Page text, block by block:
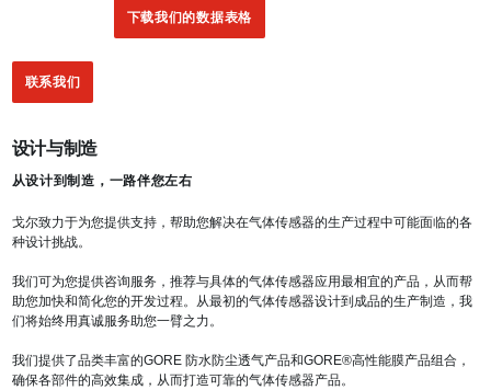
下载我们的数据表格
联系我们
设计与制造
从设计到制造，一路伴您左右
戈尔致力于为您提供支持，帮助您解决在气体传感器的生产过程中可能面临的各
种设计挑战。
我们可为您提供咨询服务，推荐与具体的气体传感器应用最相宜的产品，从而帮
助您加快和简化您的开发过程。从最初的气体传感器设计到成品的生产制造，我
们将始终用真诚服务助您一臂之力。
我们提供了品类丰富的GORE 防水防尘透气产品和GORE®高性能膜产品组合，
确保各部件的高效集成，从而打造可靠的气体传感器产品。